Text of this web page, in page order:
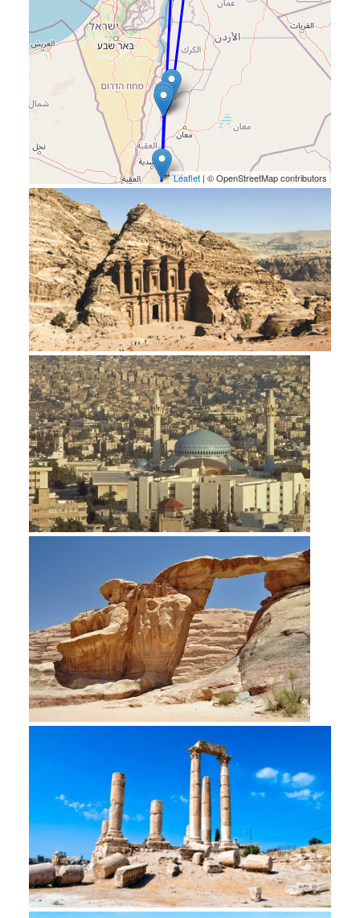
Leaflet | © OpenStreetMap contributors